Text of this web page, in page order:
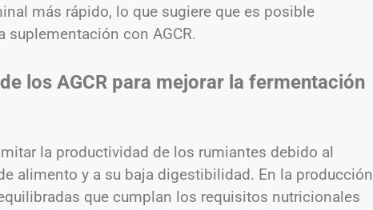
más rápido, lo que sugiere que es posible
suplementación con AGCR.
los AGCR para mejorar la fermentación
la productividad de los rumiantes debido al
alimento y a su baja digestibilidad. En la producción
que cumplan los requisitos nutricionales